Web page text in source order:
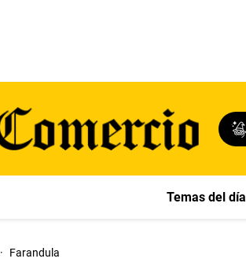
Temas del día
· Farandula